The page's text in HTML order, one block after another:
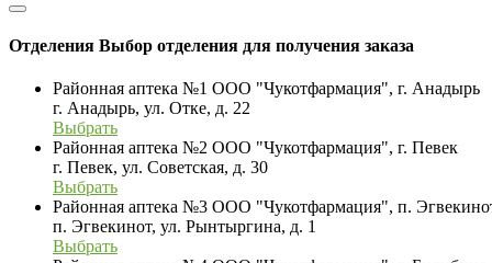
Отделения Выбор отделения для получения заказа
Районная аптека №1 ООО "Чукотфармация", г. Анадырь
г. Анадырь, ул. Отке, д. 22
Выбрать
Районная аптека №2 ООО "Чукотфармация", г. Певек
г. Певек, ул. Советская, д. 30
Выбрать
Районная аптека №3 ООО "Чукотфармация", п.
п. Эгвекинот, ул. Рынтыргина, д. 1
Выбрать